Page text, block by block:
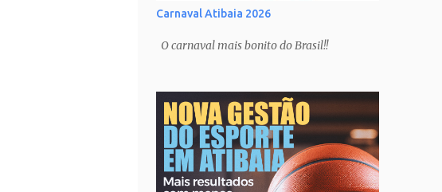
Carnaval Atibaia 2026
O carnaval mais bonito do Brasil!!